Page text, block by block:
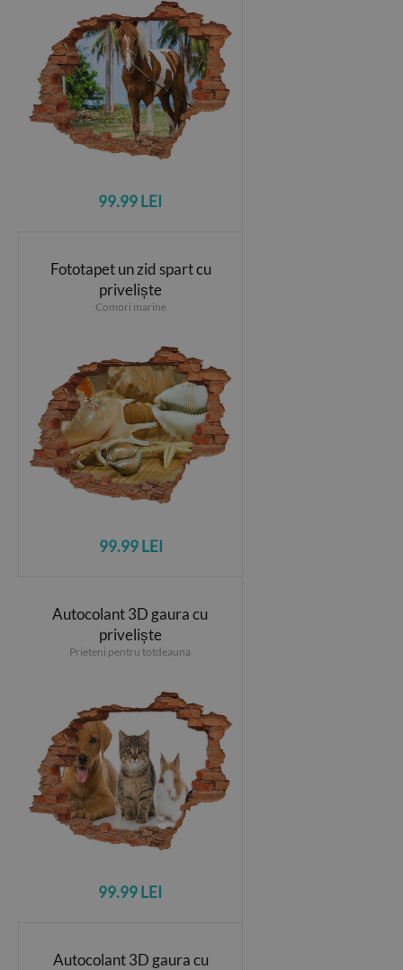
99.99 LEI
Fototapet un zid spart cu
priveliște
Comori marine
99.99 LEI
Autocolant 3D gaura cu
priveliște
Prieteni pentru totdeauna
99.99 LEI
Autocolant 3D gaura cu